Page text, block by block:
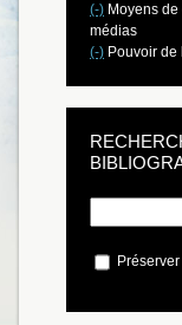
(-) Moyens
médias
(-) Pouvoir de